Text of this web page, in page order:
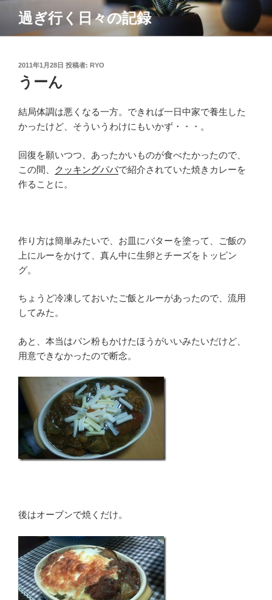
テ
過ぎ行く日々の記録
投
稿
日:
2011年1月28日 投稿者: RYO
うーん
結局体調は悪くなる一方。できれば一日中家で養生した
かったけど、そういうわけにもいかず・・・。
回復を願いつつ、あったかいものが食べたかったので、
この間、
クッキングパパで紹介されていた焼きカレーを
作ることに。
作り方は簡単みたいで、お皿にバターを塗って、ご飯の
上にルーをかけて、真ん中に生卵とチーズをトッピン
グ。
ちょうど冷凍しておいたご飯とルーがあったので、流用
してみた。
あと、本当はパン粉もかけたほうがいいみたいだけど、
用意できなかったので断念。
後はオーブンで焼くだけ。